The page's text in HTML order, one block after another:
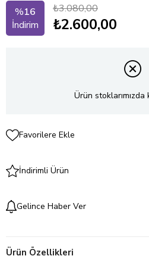
%16
İndirim
₺3.080,00
₺2.600,00
Ürün stoklarımızda
Favorilere Ekle
İndirimli Ürün
Gelince Haber Ver
Ürün Özellikleri